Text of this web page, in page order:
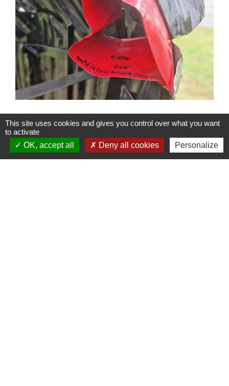
This site uses cookies and gives you control over what you want
to activate
OK, accept all
Deny all cookies Personalize